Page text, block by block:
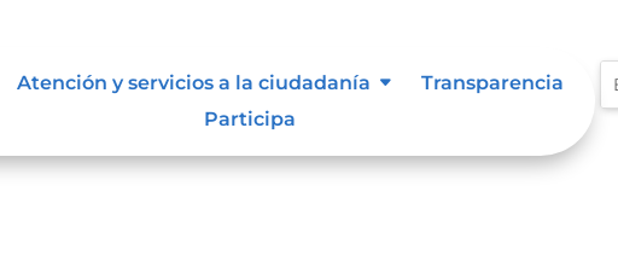
Atención y servicios a la ciudadanía
Transparencia
Participa
supervisión, notificación y
sujeto obligado